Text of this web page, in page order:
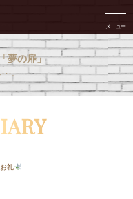
夢の扉」
･･。
礼